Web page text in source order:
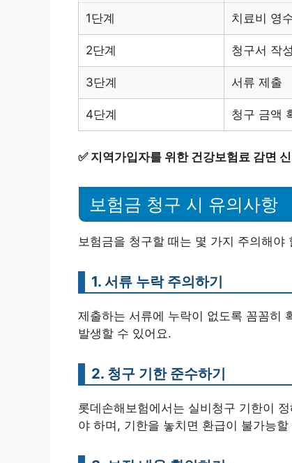
1단계 치료비 영
2단계 청구서 작성
3단계 서류 제출
4단계 청구 금액
✅ 지역가입자를 위한 건강보험료 감면
보험금 청구 시 유의사항
보험금을 청구할 때는 몇 가지 주의해야
1. 서류 누락 주의하기
제출하는 서류에 누락이 없도록 꼼꼼히
발생할 수 있어요.
2. 청구 기한 준수하기
롯데손해보험에서는 실비청구 기한이
야 하며, 기한을 놓치면 환급이 불가능할